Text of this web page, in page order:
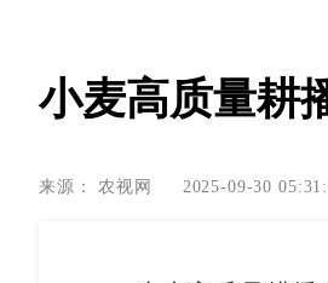
小麦高质量耕
来源：农视网 2025-09-30